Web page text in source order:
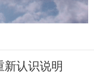
认识说明